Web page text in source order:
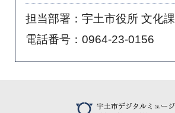
担当部署：宇土市役所 文化課
電話番号：0964-23-0156